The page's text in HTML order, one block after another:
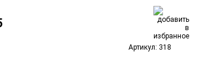
Артикул: 318